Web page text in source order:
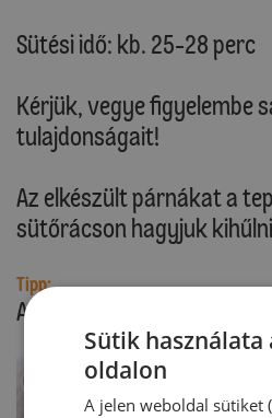
Sütési idő: kb. 25-28 perc
Kérjük, vegye figyelembe
tulajdonságait!
Az elkészült párnákat a
sütőrácson hagyjuk
Tipp:
A töltelékhez
Sütik
oldalon
A jelen weboldal sütiket